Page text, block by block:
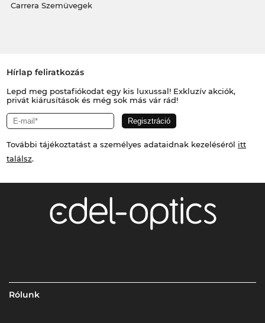
Carrera Szemüvegek
Hírlap feliratkozás
Lepd meg postafiókodat egy kis luxussal! Exkluzív akciók,
privát kiárusítások és még sok más vár rád!
További tájékoztatást a személyes adataidnak kezeléséről itt
találsz.
Rólunk